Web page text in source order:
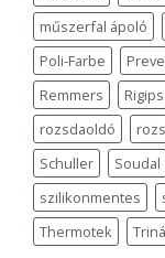
műszerfal ápoló
Poli-Farbe
Remmers
Rigips
rozsdaoldó
Schuller
Soudal
szilikonmentes
Thermotek